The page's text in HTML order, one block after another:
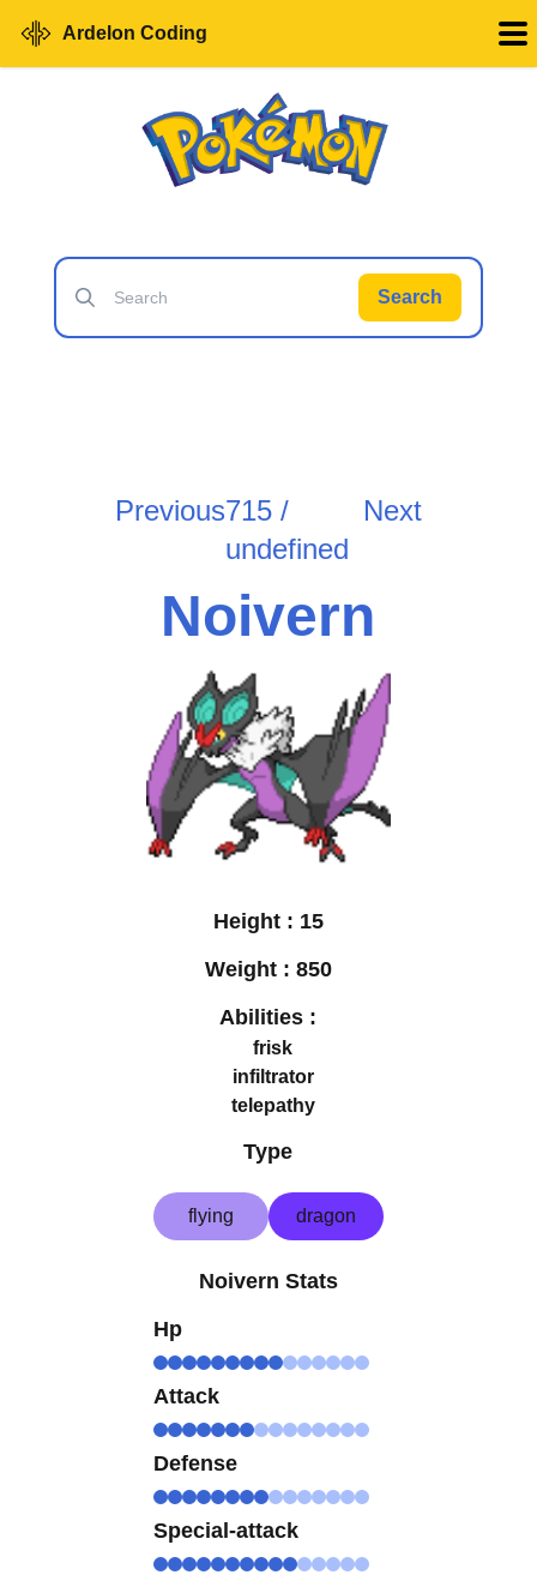
Ardelon Coding
Search
Previous715 /
undefined
Next
Noivern
Height : 15
Weight : 850
Abilities :
frisk
infiltrator
telepathy
Type
flying dragon
Noivern Stats
Hp
Attack
Defense
Special-attack